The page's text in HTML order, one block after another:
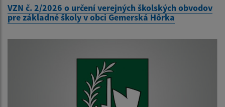
VZN č. 2/2026 o určení verejných školských obvodov
pre základné školy v obci Gemerská Hôrka